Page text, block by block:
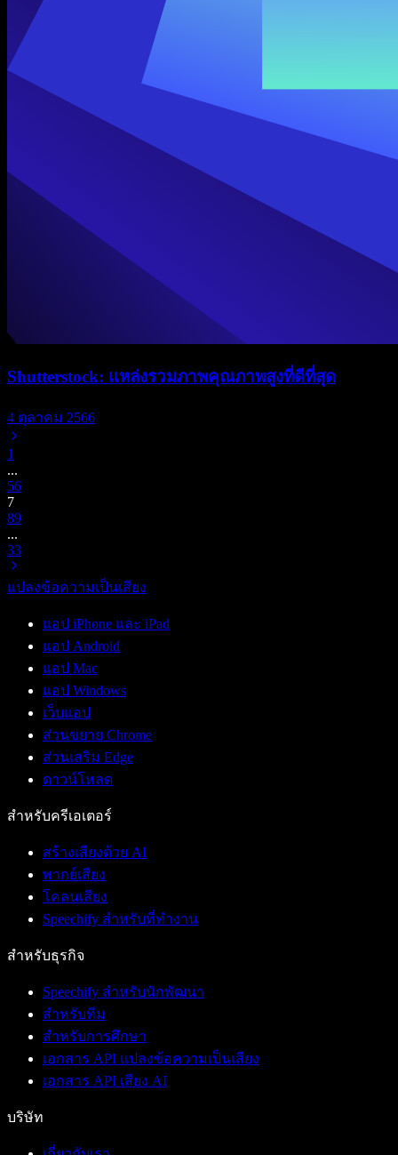
Shutterstock: แหล่งรวมภาพคุณภาพสูงที่ดีที่สุด
4 ตุลาคม 2566
1
...
56
7
89
...
33
แปลงข้อความเป็นเสียง
แอป iPhone และ iPad
แอป Android
แอป Mac
แอป Windows
เว็บแอป
ส่วนขยาย Chrome
ส่วนเสริม Edge
ดาวน์โหลด
สำหรับครีเอเตอร์
สร้างเสียงด้วย AI
พากย์เสียง
โคลนเสียง
Speechify สำหรับที่ทำงาน
สำหรับธุรกิจ
Speechify สำหรับนักพัฒนา
สำหรับทีม
สำหรับการศึกษา
เอกสาร API แปลงข้อความเป็นเสียง
เอกสาร API เสียง AI
บริษัท